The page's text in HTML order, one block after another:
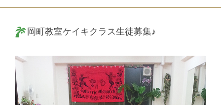
岡町教室ケイキクラス生徒募集♪